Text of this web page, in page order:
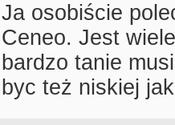
Ja osobiście
Ceneo. Jest
bardzo tanie
byc też niskiej